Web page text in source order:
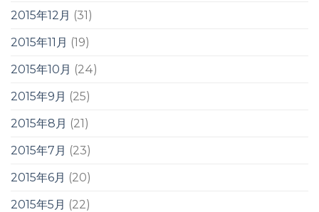
2015年12月 (31)
2015年11月 (19)
2015年10月 (24)
2015年9月 (25)
2015年8月 (21)
2015年7月 (23)
2015年6月 (20)
2015年5月 (22)